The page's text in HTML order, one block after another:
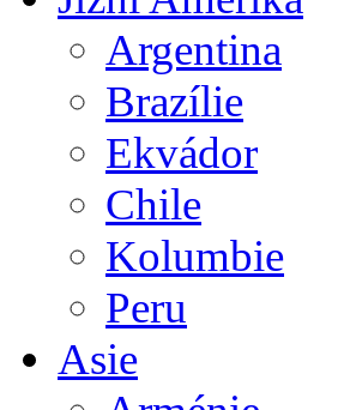
Argentina
Brazílie
Ekvádor
Chile
Kolumbie
Peru
Asie